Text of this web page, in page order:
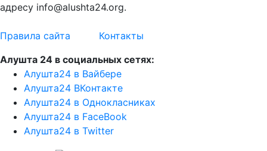
адресу info@alushta24.org.
Правила сайта
Контакты
Алушта 24 в социальных сетях:
Алушта24 в Вайбере
Алушта24 ВКонтакте
Алушта24 в Однокласниках
Алушта24 в FaceBook
Алушта24 в Twitter